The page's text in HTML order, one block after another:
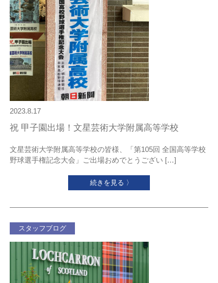
2023.8.17
祝 甲子園出場！文星芸術大学附属高等学校
文星芸術大学附属高等学校の皆様、「第105回 全国高等学校
野球選手権記念大会」ご出場おめでとうござい […]
続きを見る 〉
スタッフブログ